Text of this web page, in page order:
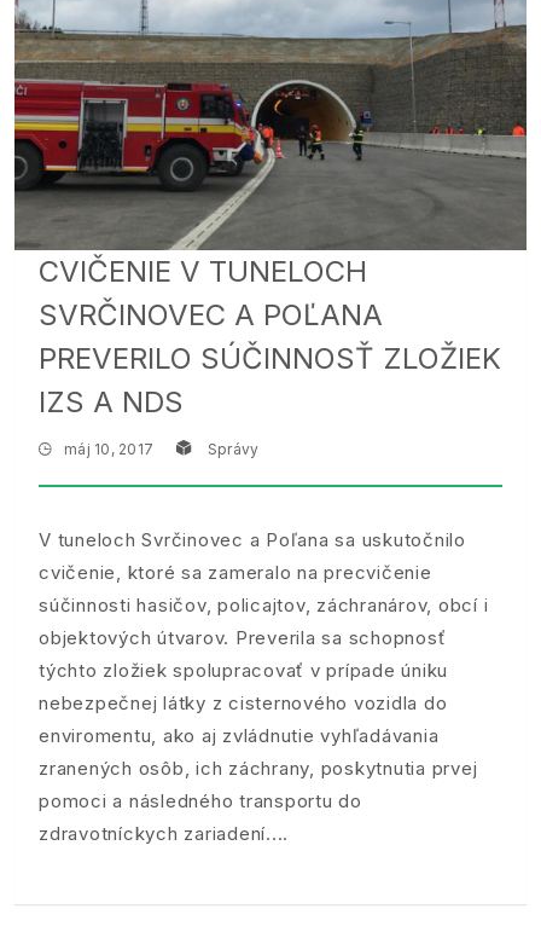
CVIČENIE V TUNELOCH
SVRČINOVEC A POĽANA
PREVERILO SÚČINNOSŤ ZLOŽIEK
IZS A NDS
máj 10, 2017 Správy
V tuneloch Svrčinovec a Poľana sa uskutočnilo
cvičenie, ktoré sa zameralo na precvičenie
súčinnosti hasičov, policajtov, záchranárov, obcí i
objektových útvarov. Preverila sa schopnosť
týchto zložiek spolupracovať v prípade úniku
nebezpečnej látky z cisternového vozidla do
enviromentu, ako aj zvládnutie vyhľadávania
zranených osôb, ich záchrany, poskytnutia prvej
pomoci a následného transportu do
zdravotníckych zariadení.